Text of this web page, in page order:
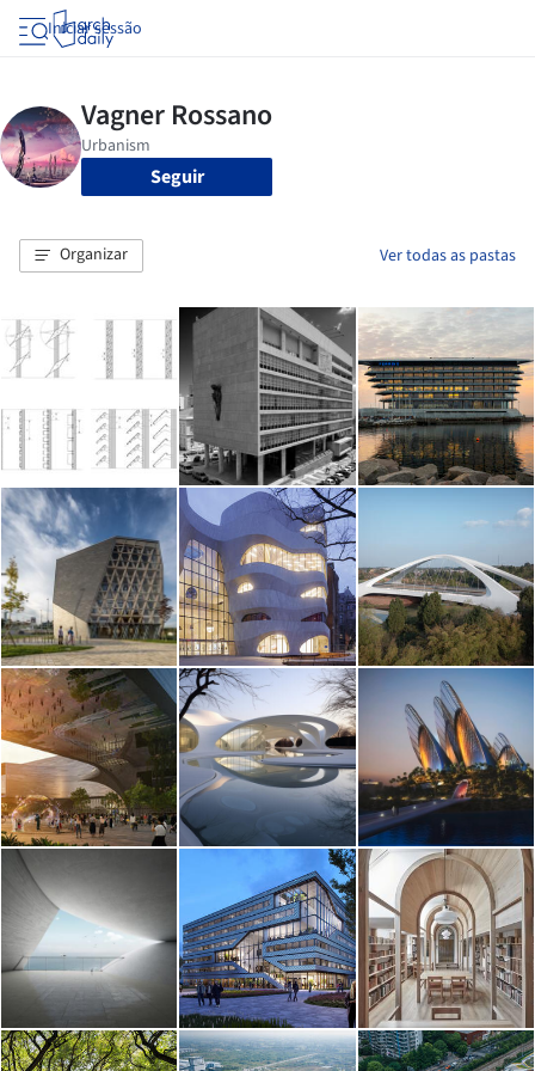
Iniciar sessão
Seguir
Organizar Ver todas as pastas